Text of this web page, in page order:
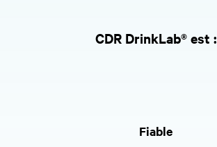
CDR DrinkLab® est :
Fiable